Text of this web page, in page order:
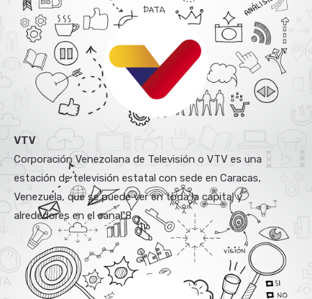
VTV
Corporación Venezolana de Televisión o VTV es una
estación de televisión estatal con sede en Caracas,
Venezuela, que se puede ver en toda la capital y
alrededores en el canal 8.